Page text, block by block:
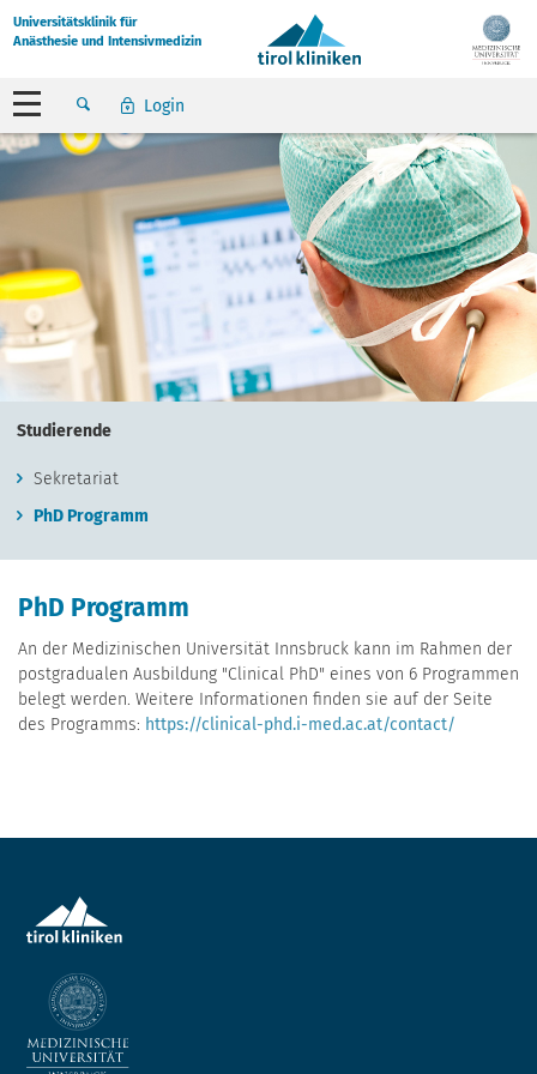
Universitätsklinik für
Anästhesie und Intensivmedizin
Login
Studierende
Sekretariat
PhD Programm
PhD Programm
An der Medizinischen Universität Innsbruck kann im Rahmen der
postgradualen Ausbildung "Clinical PhD" eines von 6 Programmen
belegt werden. Weitere Informationen finden sie auf der Seite
des Programms: https://clinical-phd.i-med.ac.at/contact/